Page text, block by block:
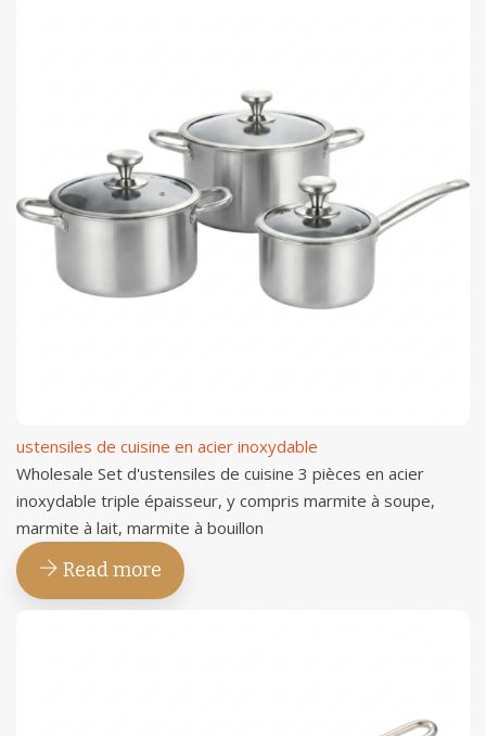
ustensiles de cuisine en acier inoxydable
Wholesale Set d'ustensiles de cuisine 3 pièces en acier
inoxydable triple épaisseur, y compris marmite à soupe,
marmite à lait, marmite à bouillon
Read more